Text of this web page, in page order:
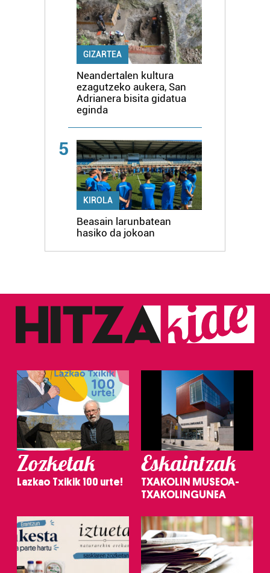
GIZARTEA
Neandertalen kultura
ezagutzeko aukera, San
Adrianera bisita gidatua
eginda
5
KIROLA
Beasain larunbatean
hasiko da jokoan
Zozketak
Lazkao Txikik 100 urte!
Eskaintzak
TXAKOLIN MUSEOA-
TXAKOLINGUNEA